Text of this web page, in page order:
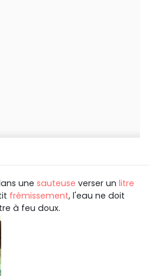
une sauteuse verser un litre
frémissement, l'eau ne doit
à feu doux.